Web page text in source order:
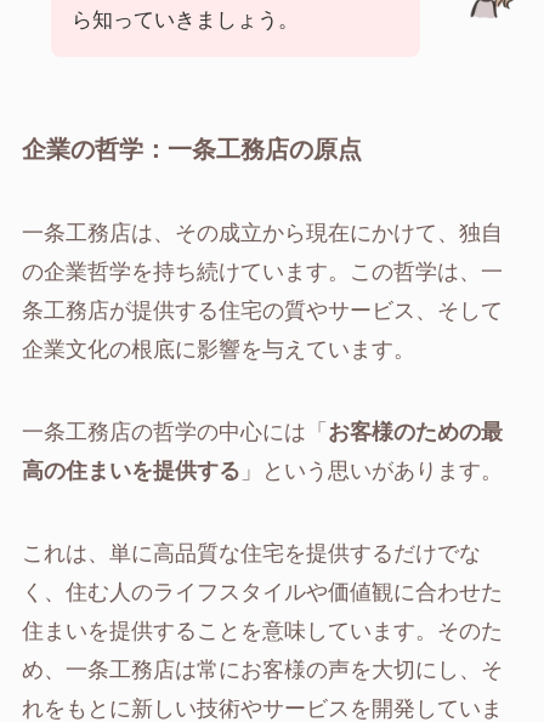
ら知っていきましょう。
企業の哲学：一条工務店の原点
一条工務店は、その成立から現在にかけて、独自
の企業哲学を持ち続けています。この哲学は、一
条工務店が提供する住宅の質やサービス、そして
企業文化の根底に影響を与えています。
一条工務店の哲学の中心には「 お客様のための最
高の住まいを提供する 」という思いがあります。
これは、単に高品質な住宅を提供するだけでな
く、住む人のライフスタイルや価値観に合わせた
住まいを提供することを意味しています。そのた
め、一条工務店は常にお客様の声を大切にし、そ
れをもとに新しい技術やサービスを開発していま